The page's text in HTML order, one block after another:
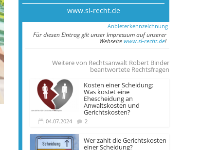
www.si-recht.de
Anbieterkennzeichnung
Für diesen Eintrag gilt unser Impressum auf unserer
Webseitewww.si-recht.de!
Weitere von Rechtsanwalt Robert Binder
beantwortete Rechtsfragen
Kosten einer Scheidung:
Was kostet eine
Ehescheidung an
Anwaltskosten und
Gerichtskosten?
04.07.2024 2
Wer zahlt die Gerichts­kosten
einer Scheidung?